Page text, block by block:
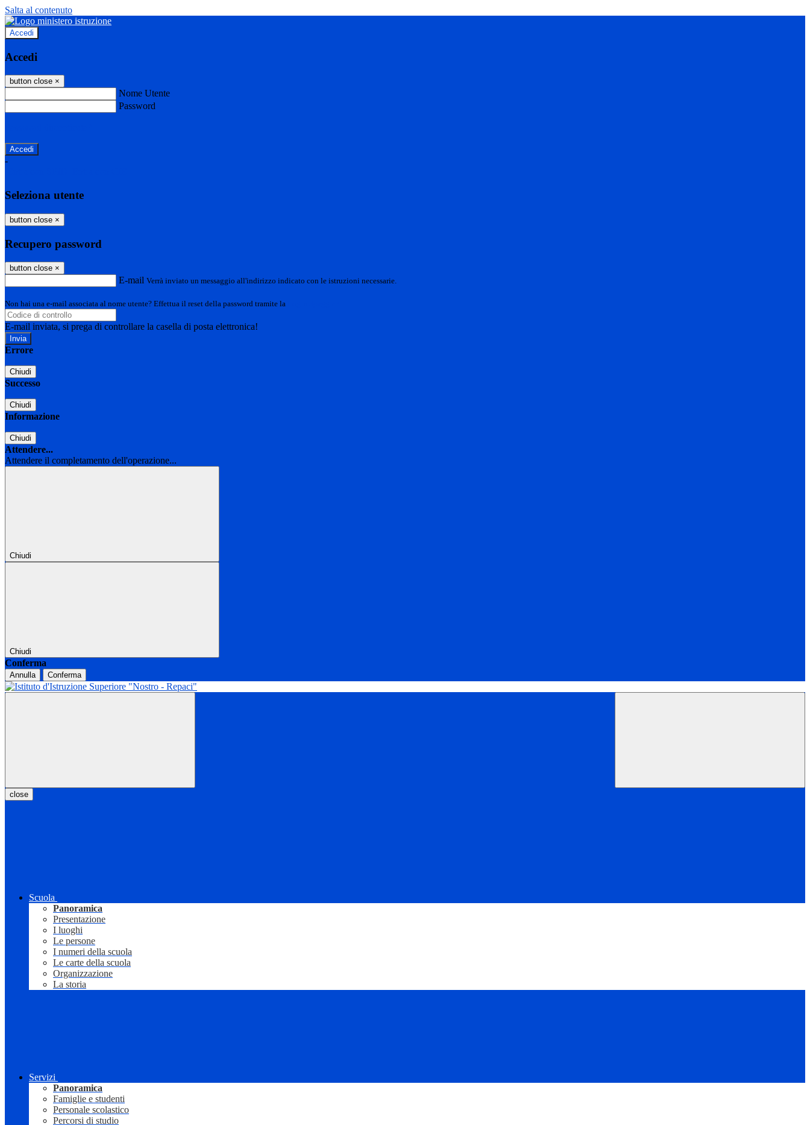
Salta al contenuto
Accedi
Accedi
button close ×
Nome Utente
Password
-
Seleziona utente
button close ×
Recupero password
button close ×
E-mail Verrà inviato un messaggio all'indirizzo indicato con le istruzioni necessarie.
Non hai una e-mail associata al nome utente? Effettua il reset della password tramite la
E-mail inviata, si prega di controllare la casella di posta elettronica!
Errore
Chiudi
Successo
Chiudi
Informazione
Chiudi
Attendere...
Attendere il completamento dell'operazione...
Chiudi
Chiudi
Conferma
Annulla Conferma
close
Scuola
Panoramica
Presentazione
I luoghi
Le persone
I numeri della scuola
Le carte della scuola
Organizzazione
La storia
Servizi
Panoramica
Famiglie e studenti
Personale scolastico
Percorsi di studio